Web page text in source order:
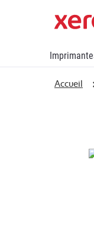
Accueil